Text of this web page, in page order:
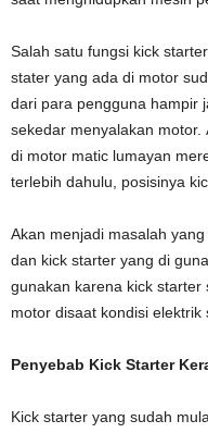
Salah satu fungsi kick
stater yang ada di motor
dari para pengguna hampir
sekedar menyalakan
di motor matic lumayan
terlebih dahulu, posisinya
Akan menjadi masalah
dan kick starter yang di
gunakan karena kick
motor disaat kondisi elektrik
Penyebab Kick Starter
Kick starter yang sudah